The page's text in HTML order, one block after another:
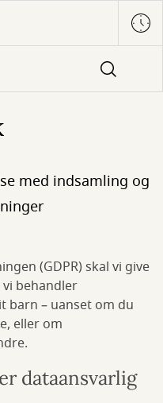
med indsamling og
(GDPR) skal vi give
behandler
barn – uanset om du
eller om
dataansvarlig